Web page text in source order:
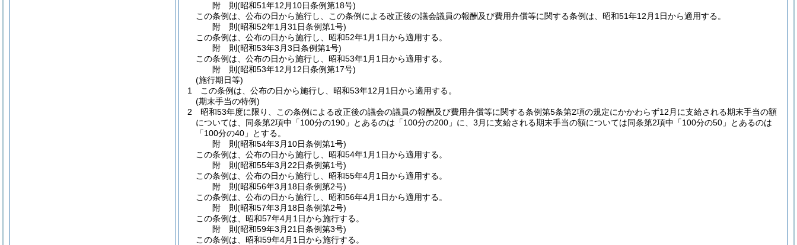
附 則(昭和51年12月10日条例第18号)
この条例は、公布の日から施行し、この条例による改正後の議会議員の報酬及び費用弁償等に関する条例は、昭和51年12月1日から適用する。
附 則(昭和52年1月31日条例第1号)
この条例は、公布の日から施行し、昭和52年1月1日から適用する。
附 則(昭和53年3月3日条例第1号)
この条例は、公布の日から施行し、昭和53年1月1日から適用する。
附 則(昭和53年12月12日条例第17号)
(施行期日等)
1
この条例は、公布の日から施行し、昭和53年12月1日から適用する。
(期末手当の特例)
2
昭和53年度に限り、この条例による改正後の議会の議員の報酬及び費用弁償等に関する条例第5条第2項の規定にかかわらず12月に支給される期末手当の額
については、同条第2項中「100分の190」とあるのは「100分の200」に、3月に支給される期末手当の額については同条第2項中「100分の50」とあるのは
「100分の40」とする。
附 則(昭和54年3月10日条例第1号)
この条例は、公布の日から施行し、昭和54年1月1日から適用する。
附 則(昭和55年3月22日条例第1号)
この条例は、公布の日から施行し、昭和55年4月1日から適用する。
附 則(昭和56年3月18日条例第2号)
この条例は、公布の日から施行し、昭和56年4月1日から適用する。
附 則(昭和57年3月18日条例第2号)
この条例は、昭和57年4月1日から施行する。
附 則(昭和59年3月21日条例第3号)
この条例は、昭和59年4月1日から施行する。